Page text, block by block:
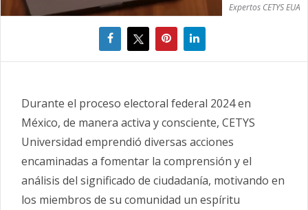
Expertos CETYS EUA
Durante el proceso electoral federal 2024 en
México, de manera activa y consciente, CETYS
Universidad emprendió diversas acciones
encaminadas a fomentar la comprensión y el
análisis del significado de ciudadanía, motivando en
los miembros de su comunidad un espíritu